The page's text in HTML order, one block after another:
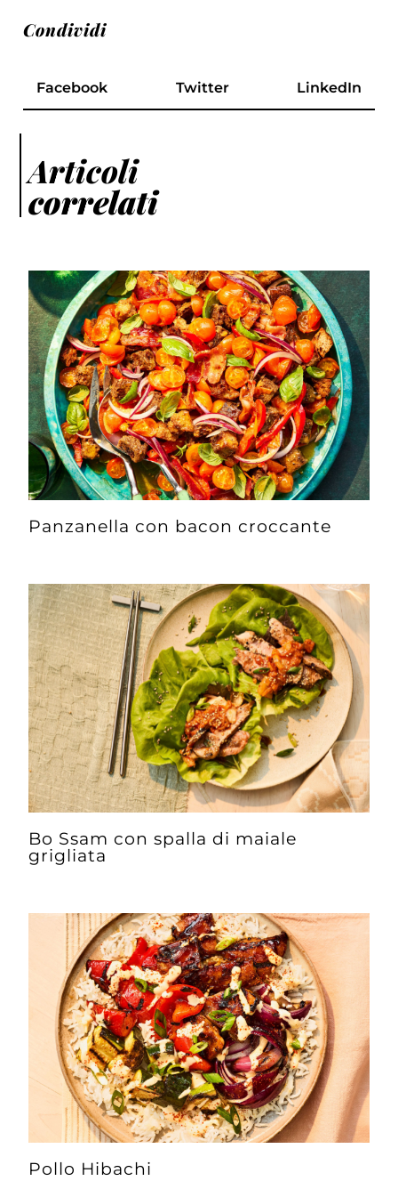
Condividi
Facebook Twitter LinkedIn
Articoli
correlati
Panzanella con bacon croccante
Bo Ssam con spalla di maiale
grigliata
Pollo Hibachi